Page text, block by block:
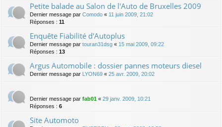
Petite balade au Salon de l'Auto de Bruxelles 2009
Dernier message par Comodo « 11 juin 2009, 21:02
Réponses : 11
Enquête Fiabilité d'Autoplus
Dernier message par touran31dsg « 15 mai 2009, 09:22
Réponses : 13
Argus Automobile : dossier pannes moteurs diesel
Dernier message par LYON69 « 25 avr. 2009, 20:02
Dernier message par fab01 « 29 janv. 2009, 10:21
Réponses : 6
Site Automoto